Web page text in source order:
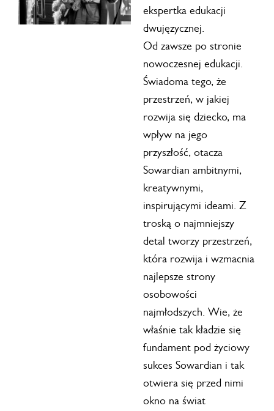
ekspertka edukacji
dwujęzycznej.
Od zawsze po stronie
nowoczesnej edukacji.
Świadoma tego, że
przestrzeń, w jakiej
rozwija się dziecko, ma
wpływ na jego
przyszłość, otacza
Sowardian ambitnymi,
kreatywnymi,
inspirującymi ideami. Z
troską o najmniejszy
detal tworzy przestrzeń,
która rozwija i wzmacnia
najlepsze strony
osobowości
najmłodszych. Wie, że
właśnie tak kładzie się
fundament pod życiowy
sukces Sowardian i tak
otwiera się przed nimi
okno na świat